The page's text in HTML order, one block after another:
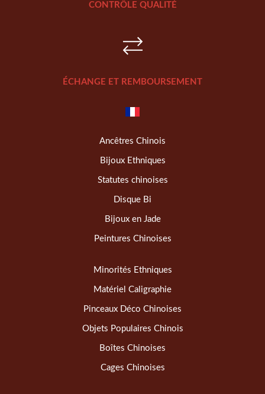
CONTRÔLE QUALITÉ
ÉCHANGE ET REMBOURSEMENT
Ancêtres Chinois
Bijoux Ethniques
Statutes chinoises
Disque Bi
Bijoux en Jade
Peintures Chinoises
Minorités Ethniques
Matériel Caligraphie
Pinceaux Déco Chinoises
Objets Populaires Chinois
Boîtes Chinoises
Cages Chinoises